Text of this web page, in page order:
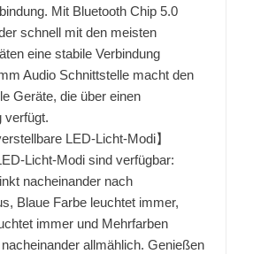
Mit Bluetooth Chip 5.0
schnell mit den meisten
eine stabile Verbindung
Audio Schnittstelle macht den
Geräte, die über einen
verfügt.
LED-Licht-Modi】
Licht-Modi sind verfügbar:
nacheinander nach
Blaue Farbe leuchtet immer,
immer und Mehrfarben
allmählich. Genießen